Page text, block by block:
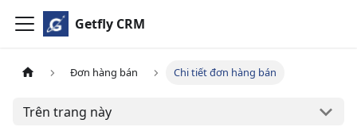
Getfly CRM
Đơn hàng bán Chi tiết đơn hàng bán
Trên trang này